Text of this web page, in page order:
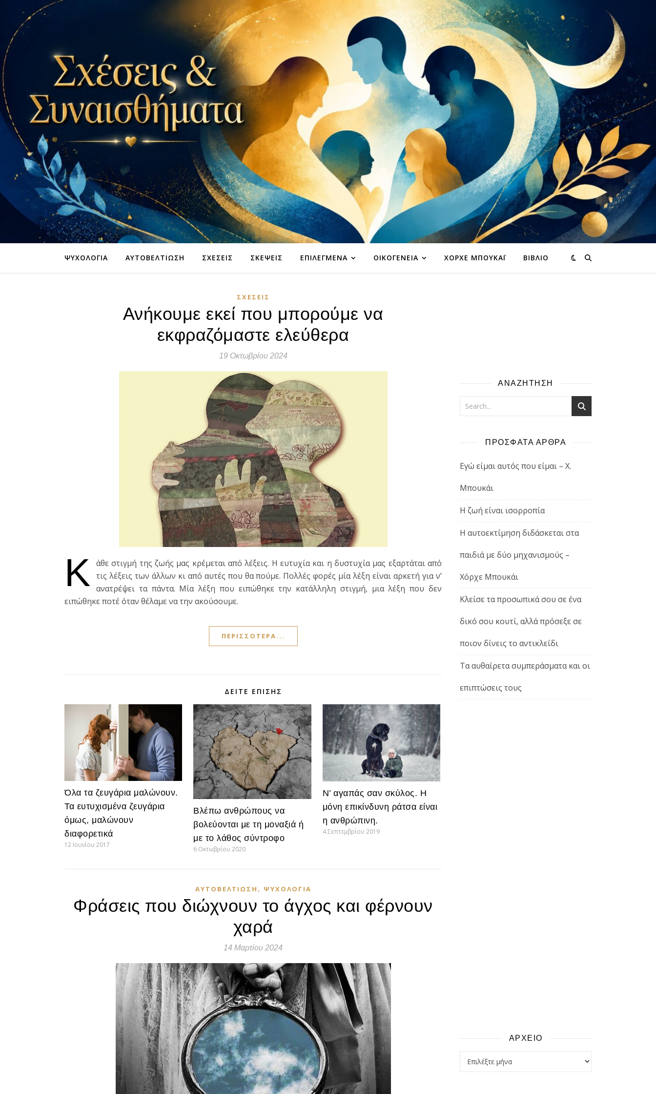
ΨΥΧΟΛΟΓΊΑ ΑΥΤΟΒΕΛΤΊΩΣΗ ΣΧΈΣΕΙΣ ΣΚΈΨΕΙΣ ΕΠΙΛΕΓΜΈΝΑ ΟΙΚΟΓΈΝΕΙΑ ΧΌΡΧΕ ΜΠΟΥΚΆΙ ΒΙΒΛΊΟ
ΣΧΈΣΕΙΣ
Ανήκουμε εκεί που μπορούμε να
εκφραζόμαστε ελεύθερα
19 Οκτωβρίου 2024
Κ άθε στιγμή της ζωής μας κρέμεται από λέξεις. Η ευτυχία και η δυστυχία μας εξαρτάται από
τις λέξεις των άλλων κι από αυτές που θα πούμε. Πολλές φορές μία λέξη είναι αρκετή για ν’
ανατρέψει τα πάντα. Μία λέξη που ειπώθηκε την κατάλληλη στιγμή, μια λέξη που δεν
ειπώθηκε ποτέ όταν θέλαμε να την ακούσουμε.
ΠΕΡΙΣΣΌΤΕΡΑ...
ΔΕΊΤΕ ΕΠΊΣΗΣ
Όλα τα ζευγάρια μαλώνουν.
Τα ευτυχισμένα ζευγάρια
όμως, μαλώνουν
διαφορετικά
12 Ιουνίου 2017
Βλέπω ανθρώπους να
βολεύονται με τη μοναξιά ή
με το λάθος σύντροφο
6 Οκτωβρίου 2020
Ν’ αγαπάς σαν σκύλος. H
μόνη επικίνδυνη ράτσα είναι
η ανθρώπινη.
4 Σεπτεμβρίου 2019
ΑΥΤΟΒΕΛΤΊΩΣΗ , ΨΥΧΟΛΟΓΊΑ
Φράσεις που διώχνουν το άγχος και φέρνουν
χαρά
14 Μαρτίου 2024
ΑΝΑΖΗΤΗΣΗ
ΠΡΟΣΦΑΤΑ ΑΡΘΡΑ
Εγώ είμαι αυτός που είμαι – Χ.
Μπουκάι
Η ζωή είναι ισορροπία
Η αυτοεκτίμηση διδάσκεται στα
παιδιά με δύο μηχανισμούς –
Χόρχε Μπουκάι
Κλείσε τα προσωπικά σου σε ένα
δικό σου κουτί, αλλά πρόσεξε σε
ποιον δίνεις το αντικλείδι
Τα αυθαίρετα συμπεράσματα και οι
επιπτώσεις τους
ΑΡΧΕΙΟ